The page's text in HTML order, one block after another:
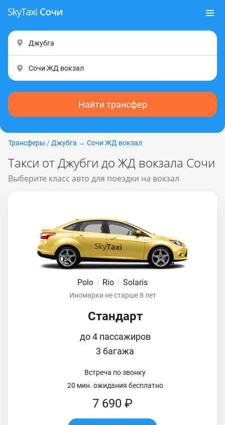
Найти трансфер
Трансферы / Джубга → Сочи ЖД вокзал
Такси от Джубги до ЖД вокзала Сочи
Выберите класс авто для поездки на вокзал
Polo | Rio | Solaris
Иномарки не старше 8 лет
Стандарт
до 4 пассажиров
3 багажа
Встреча по звонку
20 мин. ожидания бесплатно
7 690 ₽